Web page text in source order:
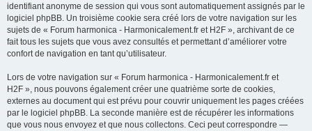
identifiant anonyme de session qui vous sont automatiquement assignés par le
logiciel phpBB. Un troisième cookie sera créé lors de votre navigation sur les
sujets de « Forum harmonica - Harmonicalement.fr et H2F », archivant de ce
fait tous les sujets que vous avez consultés et permettant d’améliorer votre
confort de navigation en tant qu’utilisateur.
Lors de votre navigation sur « Forum harmonica - Harmonicalement.fr et
H2F », nous pouvons également créer une quatrième sorte de cookies,
externes au document qui est prévu pour couvrir uniquement les pages créées
par le logiciel phpBB. La seconde manière est de récupérer les informations
que vous nous envoyez et que nous collectons. Ceci peut correspondre —